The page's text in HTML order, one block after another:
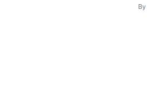
By